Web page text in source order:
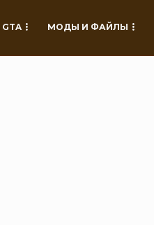
МОДЫ И ФАЙЛЫ